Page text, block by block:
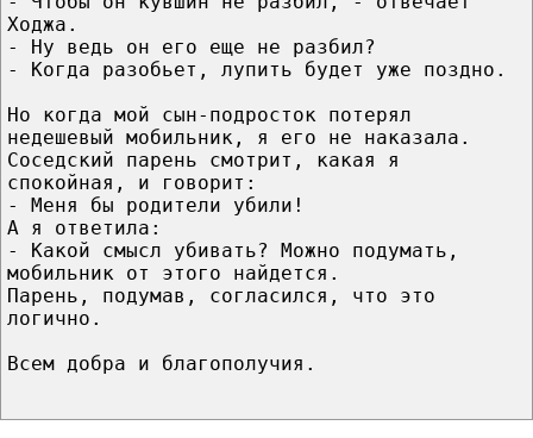
Ходжа.
- Ну ведь он его еще не разбил?
- Когда разобьет, лупить будет уже поздно.
Но когда мой сын-подросток потерял
недешевый мобильник, я его не наказала.
Соседский парень смотрит, какая я
спокойная, и говорит:
- Меня бы родители убили!
А я ответила:
- Какой смысл убивать? Можно подумать,
мобильник от этого найдется.
Парень, подумав, согласился, что это
логично.
Всем добра и благополучия.